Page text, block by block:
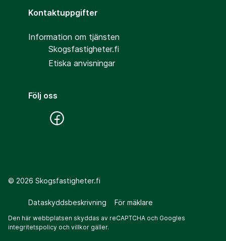
Kontaktuppgifter
Information om tjänsten
Skogsfastigheter.fi
Etiska anvisningar
Följ oss
© 2026 Skogsfastigheter.fi
Dataskyddsbeskrivning För mäklare
Den här webbplatsen skyddas av reCAPTCHA och Googles
integritetspolicy och villkor gäller.